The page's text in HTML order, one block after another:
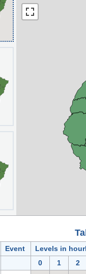
Event
Levels in
0
1
2